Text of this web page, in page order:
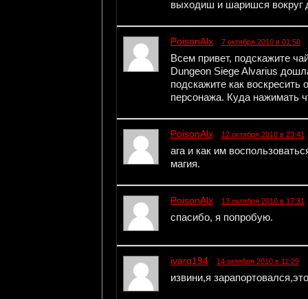
выходиш и шаришся вокруг
PoisonAlx 7 октября 2010 в 01:50
Всем привет, подскажите
Dungeon Siege Alvarius
подскажите как воскресить
персонажа. Куда нажимать
PoisonAlx 12 октября 2010 в 23:41
ага и как им
магия.
PoisonAlx 13 октября 2010 в 17:31
спасибо, я попробую.
ivarg194 14 октября 2010 в 11:29
извини,я